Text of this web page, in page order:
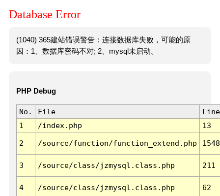
Database Error
(1040) 365建站错误警告：连接数据库失败，可能的原
因：1、数据库密码不对; 2、mysql未启动。
PHP Debug
No. File
Line
1
/index.php 13
2 /source/function/function_extend.php 1548
3 /source/class/jzmysql.class.php 211
4 /source/class/jzmysql.class.php 62